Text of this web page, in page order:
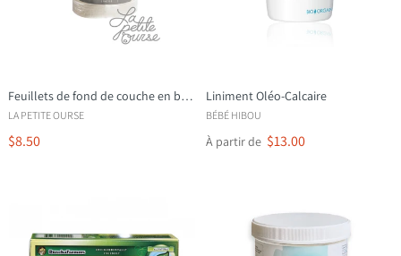
Feuillets de fond de couche en bambou LARGE - LPO
LA PETITE OURSE
$8.50
Liniment Oléo-Calcaire
BÉBÉ HIBOU
À partir de $13.00